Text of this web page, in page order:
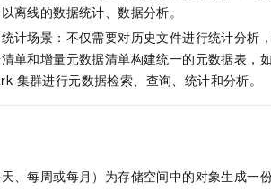
离线的数据统计、数据分析。
计场景：不仅需要对历史文件进行统计分析
单和增量元数据清单构建统一的元数据表，
集群进行元数据检索、查询、统计和分析。
、每周或每月）为存储空间中的对象生成一
人工智能平台 PAI